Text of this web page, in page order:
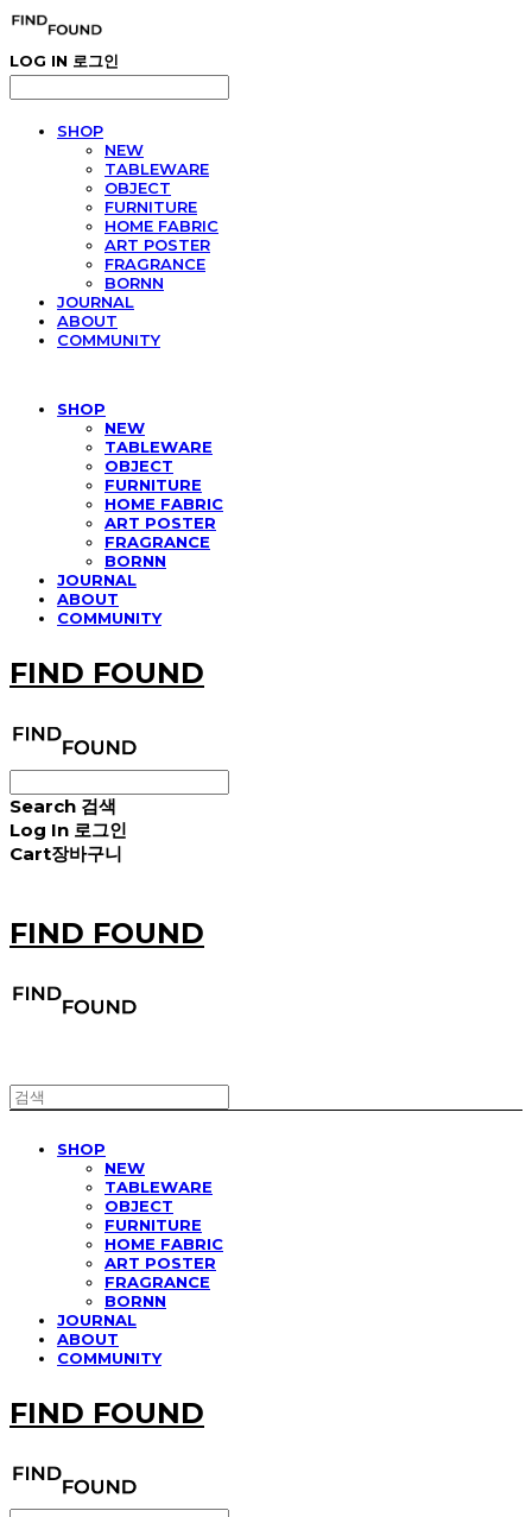
LOG IN 로그인
SHOP
NEW
TABLEWARE
OBJECT
FURNITURE
HOME FABRIC
ART POSTER
FRAGRANCE
BORNN
JOURNAL
ABOUT
COMMUNITY
SHOP
NEW
TABLEWARE
OBJECT
FURNITURE
HOME FABRIC
ART POSTER
FRAGRANCE
BORNN
JOURNAL
ABOUT
COMMUNITY
FIND FOUND
Search 검색
Log In 로그인
Cart장바구니
FIND FOUND
SHOP
NEW
TABLEWARE
OBJECT
FURNITURE
HOME FABRIC
ART POSTER
FRAGRANCE
BORNN
JOURNAL
ABOUT
COMMUNITY
FIND FOUND